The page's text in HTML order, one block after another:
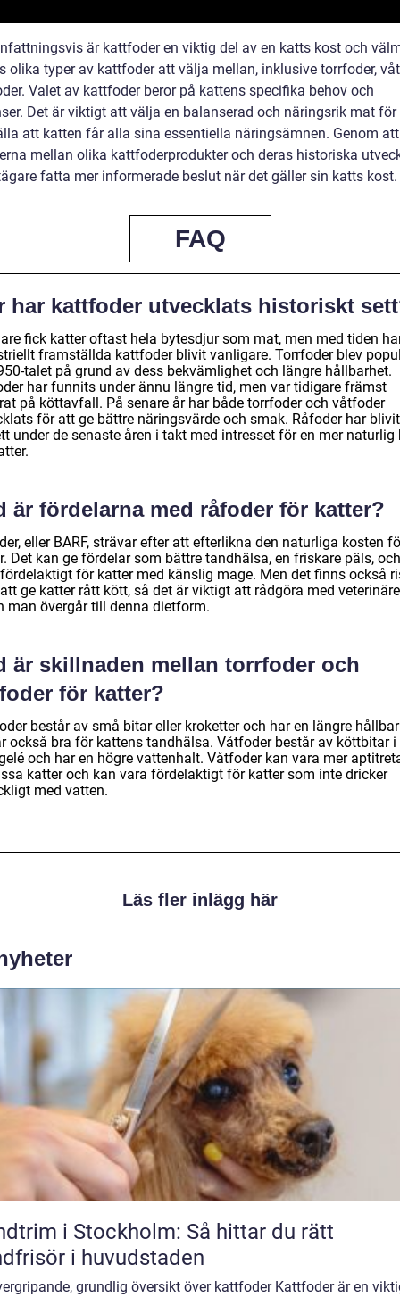
är kattfoder en viktig del av en katts kost och
olika typer av kattfoder att välja mellan, inklusive torrfoder,
Valet av kattfoder beror på kattens specifika behov och
Det är viktigt att välja en balanserad och näringsrik mat
att katten får alla sina essentiella näringsämnen. Genom
mellan olika kattfoderprodukter och deras historiska
fatta mer informerade beslut när det gäller sin katts kost.
FAQ
har kattfoder utvecklats historiskt
fick katter oftast hela bytesdjur som mat, men med tiden
framställda kattfoder blivit vanligare. Torrfoder blev
talet på grund av dess bekvämlighet och längre hållbarhet.
har funnits under ännu längre tid, men var tidigare främst
på köttavfall. På senare år har både torrfoder och våtfoder
för att ge bättre näringsvärde och smak. Råfoder har
under de senaste åren i takt med intresset för en mer naturlig
är fördelarna med råfoder för katter?
eller BARF, strävar efter att efterlikna den naturliga kosten
Det kan ge fördelar som bättre tandhälsa, en friskare päls,
för katter med känslig mage. Men det finns också
ge katter rått kött, så det är viktigt att rådgöra med
man övergår till denna dietform.
är skillnaden mellan torrfoder och
för katter?
består av små bitar eller kroketter och har en längre
också bra för kattens tandhälsa. Våtfoder består av köttbitar i
och har en högre vattenhalt. Våtfoder kan vara mer
katter och kan vara fördelaktigt för katter som inte dricker
med vatten.
Läs fler inlägg här
i Stockholm: Så hittar du rätt
i huvudstaden
grundlig översikt över kattfoder Kattfoder är en